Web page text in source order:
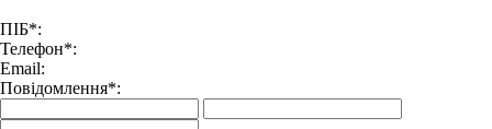
ПІБ*:
Телефон*:
Email:
Повідомлення*: